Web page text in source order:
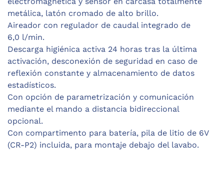
metálica, latón cromado de alto brillo.
Aireador con regulador de caudal integrado de
6,0 l/min.
Descarga higiénica activa 24 horas tras la última
activación, desconexión de seguridad en caso de
reflexión constante y almacenamiento de datos
estadísticos.
Con opción de parametrización y comunicación
mediante el mando a distancia bidireccional
opcional.
Con compartimento para batería, pila de litio de 6V
(CR-P2) incluida, para montaje debajo del lavabo.